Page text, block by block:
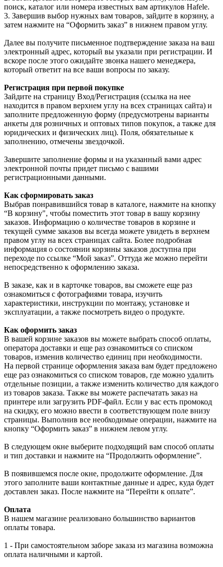
поиск, каталог или номера известных вам артикулов Hafele.
3. Завершив выбор нужных вам товаров, зайдите в корзину, а
затем нажмите на “Оформить заказ” в нижнем правом углу.
Далее вы получите письменное подтверждение заказа на ваш
электронный адрес, который вы указали при регистрации. И
вскоре после этого ожидайте звонка нашего менеджера,
который ответит на все ваши вопросы по заказу.
Регистрация при первой покупке
Зайдите на страницу Вход/Регистрация (ссылка на нее
находится в правом верхнем углу на всех страницах сайта) и
заполните предложенную форму (предусмотрены варианты
анкеты для розничных и оптовых типов покупок, а также для
юридических и физических лиц). Поля, обязательные к
заполнению, отмечены звездочкой.
Завершите заполнение формы и на указанный вами адрес
электронной почты придет письмо с вашими
регистрационными данными.
Как сформировать заказ
Выбрав понравившийся товар в каталоге, нажмите на кнопку
“В корзину", чтобы поместить этот товар в вашу корзину
заказов. Информацию о количестве товаров в корзине и
текущей сумме заказов вы всегда можете увидеть в верхнем
правом углу на всех страницах сайта. Более подробная
информация о состоянии корзины заказов доступна при
переходе по ссылке “Мой заказ”. Оттуда же можно перейти
непосредственно к оформлению заказа.
В заказе, как и в карточке товаров, вы сможете еще раз
ознакомиться с фотографиями товара, изучить
характеристики, инструкции по монтажу, установке и
эксплуатации, а также посмотреть видео о продукте.
Как оформить заказ
В вашей корзине заказов вы можете выбрать способ оплаты,
оператора доставки и еще раз ознакомиться со списком
товаров, изменив количество единиц при необходимости.
На первой странице оформления заказа вам будет предложено
еще раз ознакомиться со списком товаров, где можно удалить
отдельные позиции, а также изменить количество для каждого
из товаров заказа. Также вы можете распечатать заказ на
принтере или загрузить PDF-файл. Если у вас есть промокод
на скидку, его можно ввести в соответствующем поле внизу
страницы. Выполнив все необходимые операции, нажмите на
кнопку “Оформить заказ” в нижнем левом углу.
В следующем окне выберите подходящий вам способ оплаты
и тип доставки и нажмите на “Продолжить оформление”.
В появившемся после окне, продолжите оформление. Для
этого заполните ваши контактные данные и адрес, куда будет
доставлен заказ. После нажмите на “Перейти к оплате”.
Оплата
В нашем магазине реализовано большинство вариантов
оплаты товара.
1 - При самостоятельном заборе заказа из магазина возможна
оплата наличными и картой.